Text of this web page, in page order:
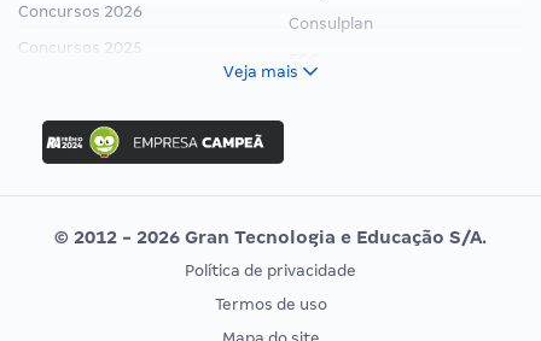
Concursos 2026
Concursos 2025
Concurso Ibama
Concurso MPU
Editais publicados
Consulplan
Vunesp
CONCURSOS POR PROFISSÃO
EXAME DE ORDEM
Veja mais
© 2012 - 2026 Gran Tecnologia e Educação S/A.
Política de privacidade
Termos de uso